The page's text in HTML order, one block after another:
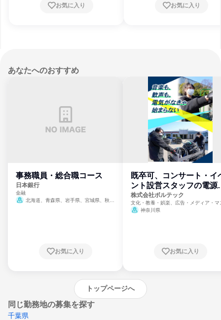
お気に入り お気に入り
あなたへのおすすめ
事務職員・総合職コース
日本銀行
金融
北海道、青森県、岩手県、宮城県、秋田
崎県、熊本県、大分県、宮崎県、鹿児島県、
お気に入り
既卒可、コンサート・イ
ント設営スタッフの電源
門
株式会社ボルテック
文化・教養・娯楽、広告・メディア・マ
ミ、電力・ガス・水道・エネルギー
神奈川県
お気に入り
トップページへ
同じ勤務地の募集を探す
千葉県